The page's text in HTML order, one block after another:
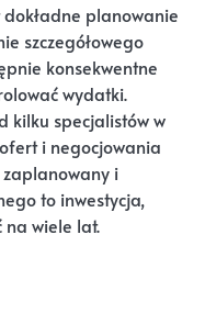
planowanie
szczegółowego
konsekwentne
wydatki.
kilku specjalistów w
i negocjowania
zaplanowany i
to inwestycja,
wiele lat.